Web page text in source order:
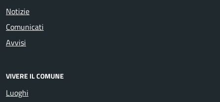
Notizie
Comunicati
Avvisi
VIVERE IL COMUNE
Luoghi